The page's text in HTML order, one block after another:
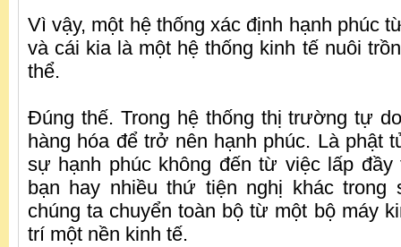
Vì vậy, một hệ thống xác định hạnh phúc
và cái kia là một hệ thống kinh tế nuôi
thể.
Đúng thế. Trong hệ thống thị trường tự
hàng hóa để trở nên hạnh phúc. Là phật
sự hạnh phúc không đến từ việc lấp đầy
bạn hay nhiều thứ tiện nghị khác
chúng ta chuyển toàn bộ từ một bộ máy
trí một nền kinh tế.